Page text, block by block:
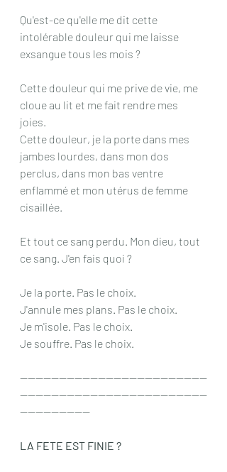
Qu'est-ce qu'elle me dit cette
intolérable douleur qui me laisse
exsangue tous les mois ?
Cette douleur qui me prive de vie, me
cloue au lit et me fait rendre mes
joies.
Cette douleur, je la porte dans mes
jambes lourdes, dans mon dos
perclus, dans mon bas ventre
enflammé et mon utérus de femme
cisaillée.
Et tout ce sang perdu. Mon dieu, tout
ce sang. J'en fais quoi ?
Je la porte. Pas le choix.
J'annule mes plans. Pas le choix.
Je m'isole. Pas le choix.
Je souffre. Pas le choix.
------------------------------------------------
------------------------------------------------
------------------
LA FETE EST FINIE ?